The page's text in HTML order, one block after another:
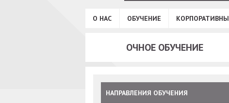
О НАС ОБУЧЕНИЕ
ОЧНОЕ ОБУЧЕНИЕ
НАПРАВЛЕНИЯ ОБУЧЕНИЯ